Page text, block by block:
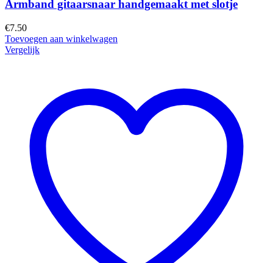
Armband gitaarsnaar handgemaakt met slotje
€7.50
Toevoegen aan winkelwagen
Vergelijk